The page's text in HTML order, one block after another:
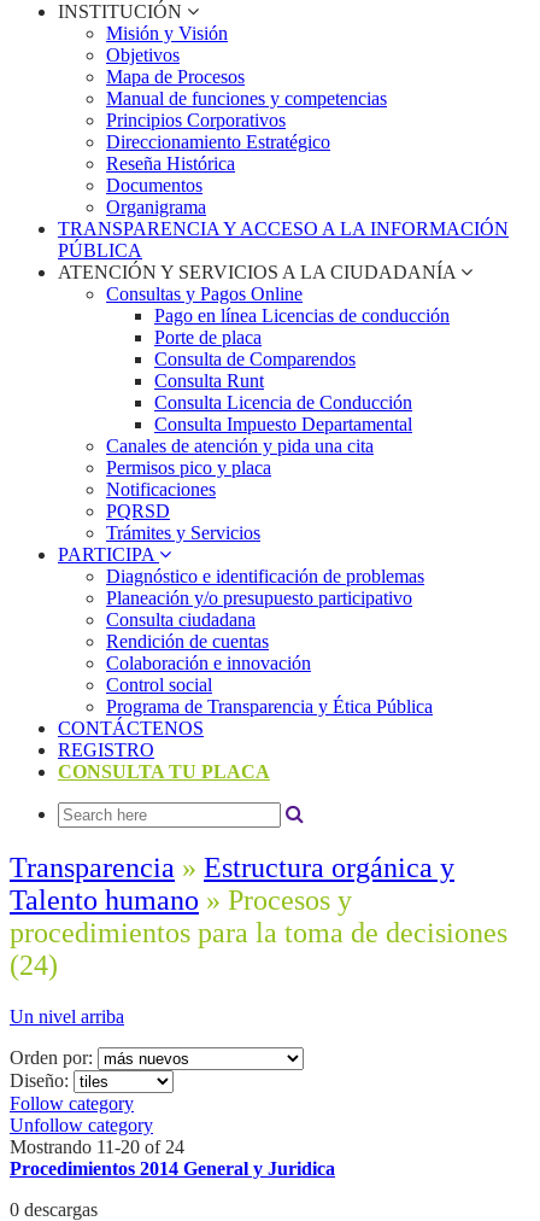
INSTITUCIÓN
Misión y Visión
Objetivos
Mapa de Procesos
Manual de funciones y competencias
Principios Corporativos
Direccionamiento Estratégico
Reseña Histórica
Documentos
Organigrama
TRANSPARENCIA Y ACCESO A LA INFORMACIÓN
PÚBLICA
ATENCIÓN Y SERVICIOS A LA CIUDADANÍA
Consultas y Pagos Online
Pago en línea Licencias de conducción
Porte de placa
Consulta de Comparendos
Consulta Runt
Consulta Licencia de Conducción
Consulta Impuesto Departamental
Canales de atención y pida una cita
Permisos pico y placa
Notificaciones
PQRSD
Trámites y Servicios
PARTICIPA
Diagnóstico e identificación de problemas
Planeación y/o presupuesto participativo​
Consulta ciudadana
Rendición de cuentas
Colaboración e innovación
Control social
Programa de Transparencia y Ética Pública
CONTÁCTENOS
REGISTRO
CONSULTA TU PLACA
Transparencia » Estructura orgánica y
Talento humano » Procesos y
procedimientos para la toma de decisiones
(24)
Un nivel arriba
Orden por:
Diseño:
Follow category
Unfollow category
Mostrando 11-20 of 24
Procedimientos 2014 General y Juridica
0 descargas